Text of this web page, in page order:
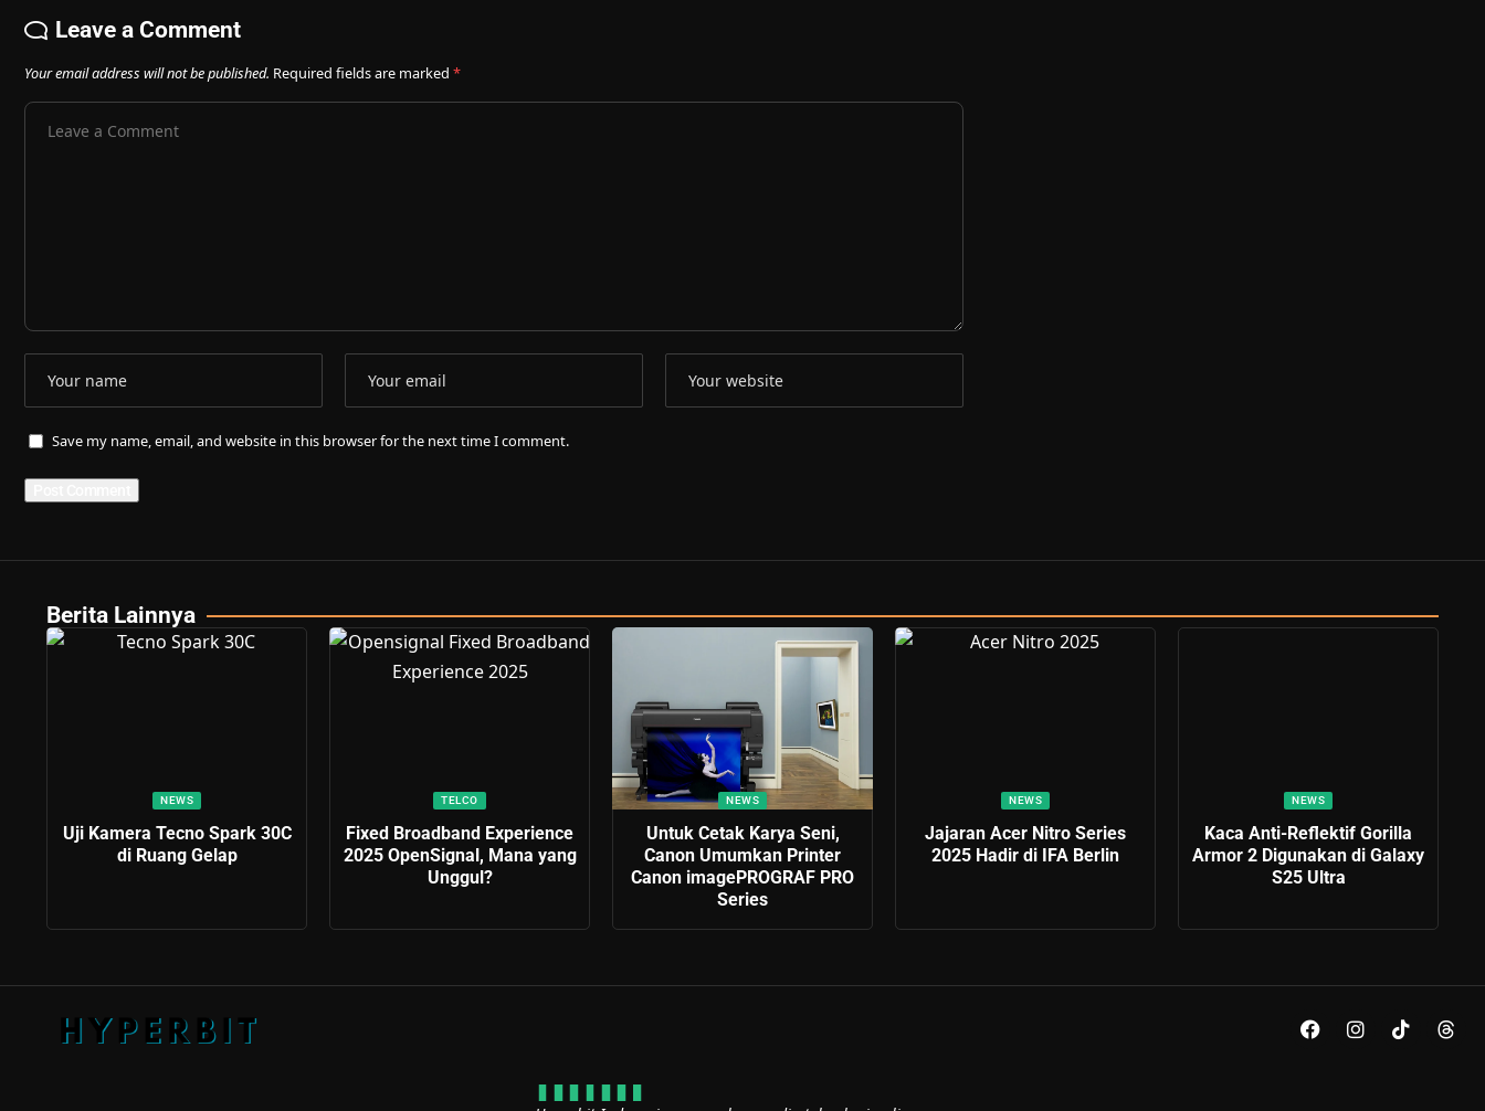
Leave a Comment
Your email address will not be published. Required fields are marked *
Save my name, email, and website in this browser for the next time I comment.
Berita Lainnya
NEWS
Uji Kamera Tecno Spark 30C
di Ruang Gelap
TELCO
Fixed Broadband Experience
2025 OpenSignal, Mana yang
Unggul?
NEWS
Untuk Cetak Karya Seni,
Canon Umumkan Printer
Canon imagePROGRAF PRO
Series
NEWS
Jajaran Acer Nitro Series
2025 Hadir di IFA Berlin
NEWS
Kaca Anti-Reflektif Gorilla
Armor 2 Digunakan di Galaxy
S25 Ultra